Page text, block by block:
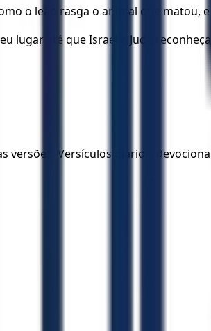
o leão rasga o animal que
lugar até que Israel e Judá
versões. Versículos diários,